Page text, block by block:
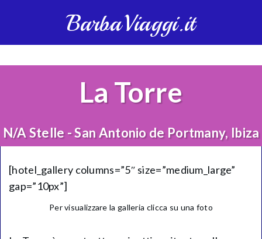
BarbaViaggi.it
La Torre
N/A Stelle - San Antonio de Portmany, Ibiza
[hotel_gallery columns=”5″ size=”medium_large”
gap=”10px”]
Per visualizzare la galleria clicca su una foto